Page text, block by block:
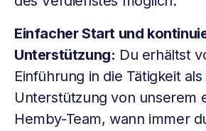
Einfacher Start und
Unterstützung: Du erhältst
Einführung in die Tätigkeit
Unterstützung von unserem
Hemby-Team, wann immer